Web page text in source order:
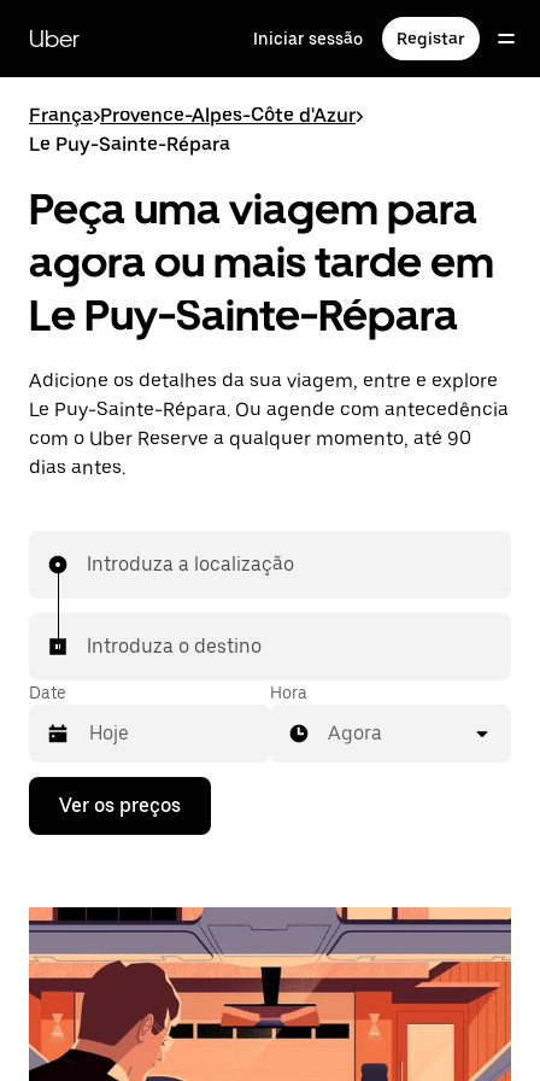
para
conteúdo
Uber Iniciar sessão Registar
França>Provence-Alpes-Côte d'Azur>
Le Puy-Sainte-Répara
Peça uma viagem para
agora ou mais tarde em
Le Puy-Sainte-Répara
Adicione os detalhes da sua viagem, entre e explore
Le Puy-Sainte-Répara. Ou agende com antecedência
com o Uber Reserve a qualquer momento, até 90
dias antes.
Introduza a localização
Introduza o destino
Date
Prima
tecla
interagir
o
calendário
selecionar
uma
data.
Hora
Agora
Ver os preços